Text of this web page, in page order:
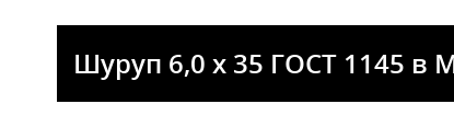
Шуруп 6,0 х 35 ГОСТ 1145 в